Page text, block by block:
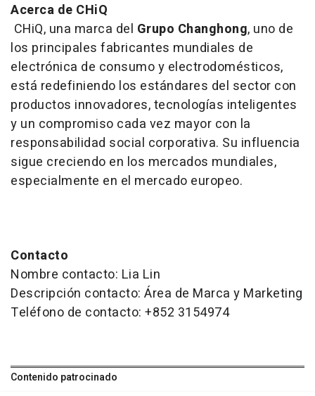
Acerca de CHiQ
CHiQ, una marca del Grupo Changhong, uno de
los principales fabricantes mundiales de
electrónica de consumo y electrodomésticos,
está redefiniendo los estándares del sector con
productos innovadores, tecnologías inteligentes
y un compromiso cada vez mayor con la
responsabilidad social corporativa. Su influencia
sigue creciendo en los mercados mundiales,
especialmente en el mercado europeo.
Contacto
Nombre contacto: Lia Lin
Descripción contacto: Área de Marca y Marketing
Teléfono de contacto: +852 3154974
Contenido patrocinado